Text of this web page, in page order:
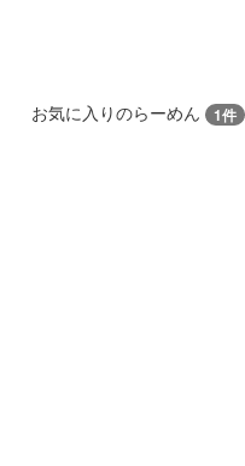
お気に入りのらーめん 1件